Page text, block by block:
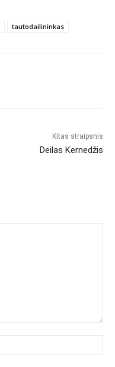
tautodailininkas
Kitas straipsnis
Deilas Kernedžis